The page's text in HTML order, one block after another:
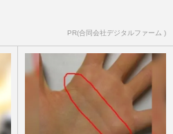
PR(合同会社デジタルファーム )